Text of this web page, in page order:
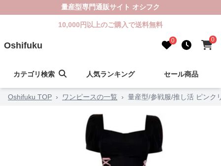
量産型専門通販サイト オシフク
10,000円以上のご購入で送料無料
Oshifuku 0 0
カテゴリ検索 人気ランキング セール商品
Oshifuku TOP › ワンピースの一覧 › 量産型/参戦服/推し活 ピンク